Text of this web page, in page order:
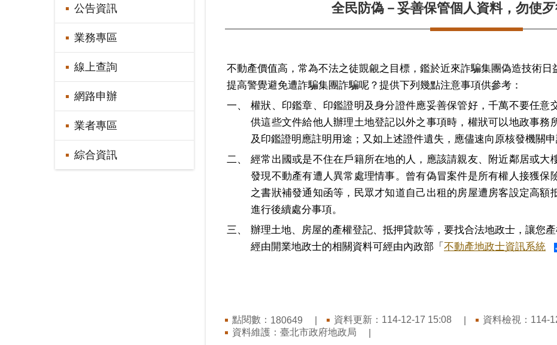
公告資訊
業務專區
線上查詢
網路申辦
業者專區
綜合資訊
全民防偽－妥善保管個人資料，勿使
不動產價值高，常為不法之徒覬覦之目標，鑑於近來詐騙集團偽造技術
提高警覺避免遭詐騙集團詐騙呢？提供下列幾點注意事項供參考：
一、
權狀、印鑑章、印鑑證明及身分證件應妥善保管好，千萬不要任意
供這些文件給他人辦理土地登記以外之事項時，權狀可以地政事務
及印鑑證明應註明用途；又如上述證件遺失，應儘速向原核發機關申
二、
經常出國或是不住在戶籍所在地的人，應該請親友、附近鄰居或大
發現不動產有遭人異常處理情事。曾有偽冒案件是所有權人接獲保
之書狀補發通知函等，民眾才知道自己出租的房屋遭房客設定高額
進行後續處分事項。
三、
辦理土地、房屋的產權登記、抵押貸款等，要找合法地政士，讓您
經由開業地政士的相關資料可經由內政部「 不動產地政士資訊系統
點閱數： 180649 資料更新： 114-12-17 15:08 資料檢視： 114-
資料維護： 臺北市政府地政局